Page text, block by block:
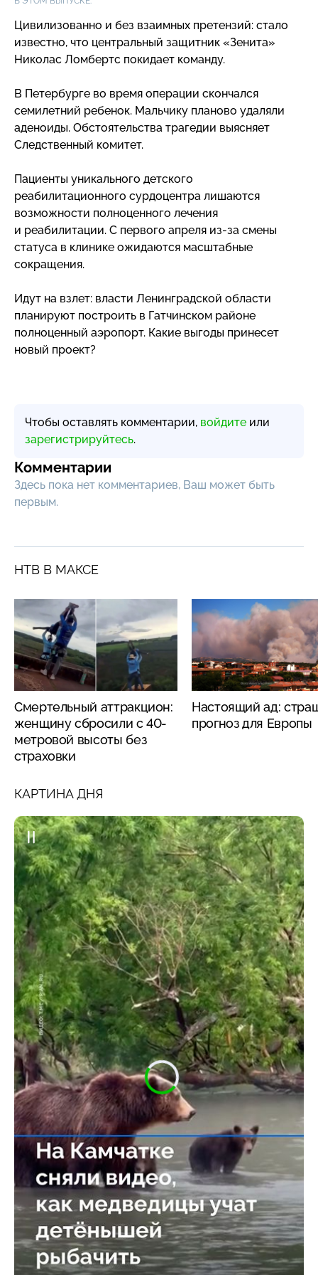
Цивилизованно и без взаимных претензий: стало
известно, что центральный защитник «Зенита»
Николас Ломбертс покидает команду.
В Петербурге во время операции скончался
семилетний ребенок. Мальчику планово удаляли
аденоиды. Обстоятельства трагедии выясняет
Следственный комитет.
Пациенты уникального детского
реабилитационного сурдоцентра лишаются
возможности полноценного лечения
и реабилитации. С первого апреля из-за смены
статуса в клинике ожидаются масштабные
сокращения.
Идут на взлет: власти Ленинградской области
планируют построить в Гатчинском районе
полноценный аэропорт. Какие выгоды принесет
новый проект?
Чтобы оставлять комментарии, войдите или
зарегистрируйтесь.
Комментарии
Здесь пока нет комментариев, Ваш может быть
первым.
НТВ В МАКСЕ
Смертельный аттракцион:
женщину сбросили с 40-
метровой высоты без
страховки
Настоящий ад:
прогноз для Европы
КАРТИНА ДНЯ